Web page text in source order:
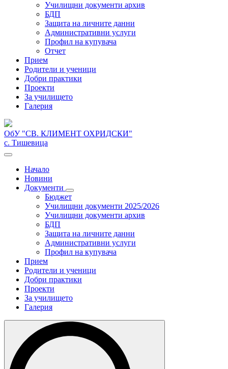
Училищни документи архив
БДП
Защита на личните данни
Административни услуги
Профил на купувача
Отчет
Прием
Родители и ученици
Добри практики
Проекти
За училището
Галерия
ОбУ "СВ. КЛИМЕНТ ОХРИДСКИ"
с. Тишевица
Начало
Новини
Документи
Бюджет
Училищни документи 2025/2026
Училищни документи архив
БДП
Защита на личните данни
Административни услуги
Профил на купувача
Прием
Родители и ученици
Добри практики
Проекти
За училището
Галерия
Search